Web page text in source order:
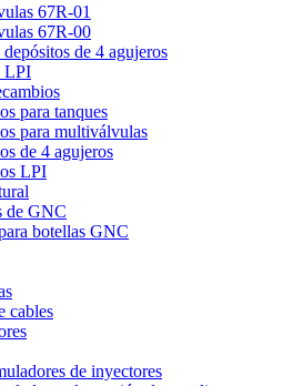
67R-01
67R-00
de 4 agujeros
LPI
para tanques
para multiválvulas
de 4 agujeros
LPI
de GNC
botellas GNC
cables
de inyectores